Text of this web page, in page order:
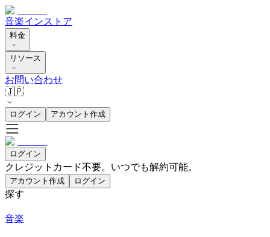
音楽インストア
料金
リソース
お問い合わせ
🇯🇵
ログイン アカウント作成
ログイン
クレジットカード不要。いつでも解約可能。
アカウント作成 ログイン
探す
音楽